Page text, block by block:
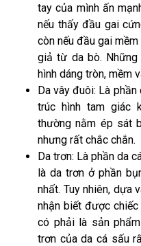
tay của mình ấn
nếu thấy đầu gai
còn nếu đầu gai
giả từ da bò.
hình dáng tròn, mềm
Da vây đuôi: Là
trúc hình tam giác
thường nằm ép sát
nhưng rất chắc chắn.
Da trơn: Là phần da
là da trơn ở phần
nhất. Tuy nhiên, dựa
nhận biết được chiếc
có phải là sản
trơn của da cá sấu